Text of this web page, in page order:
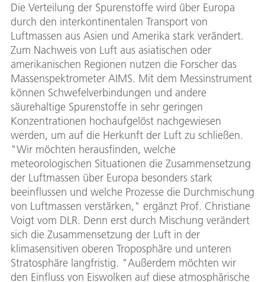
Die Verteilung der Spurenstoffe wird über Europa
durch den interkontinentalen Transport von
Luftmassen aus Asien und Amerika stark verändert.
Zum Nachweis von Luft aus asiatischen oder
amerikanischen Regionen nutzen die Forscher das
Massenspektrometer AIMS. Mit dem Messinstrument
können Schwefelverbindungen und andere
säurehaltige Spurenstoffe in sehr geringen
Konzentrationen hochaufgelöst nachgewiesen
werden, um auf die Herkunft der Luft zu schließen.
"Wir möchten herausfinden, welche
meteorologischen Situationen die Zusammensetzung
der Luftmassen über Europa besonders stark
beeinflussen und welche Prozesse die Durchmischung
von Luftmassen verstärken," ergänzt Prof. Christiane
Voigt vom DLR. Denn erst durch Mischung verändert
sich die Zusammensetzung der Luft in der
klimasensitiven oberen Troposphäre und unteren
Stratosphäre langfristig. "Außerdem möchten wir
den Einfluss von Eiswolken auf diese atmosphärische